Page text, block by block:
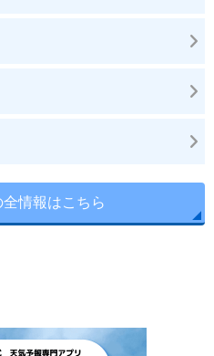
情報はこちら